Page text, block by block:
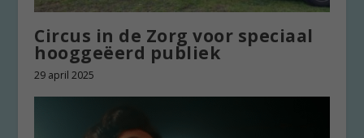
Circus in de Zorg voor speciaal
hooggeëerd publiek
29 april 2025